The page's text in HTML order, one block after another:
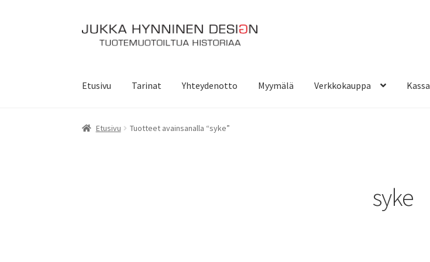
Siirry
navigointiin
Siirry
sisältöön
Etusivu Tarinat Yhteydenotto Myymälä Verkkokauppa Kassa
Etusivu Tuotteet avainsanalla “syke”
syke